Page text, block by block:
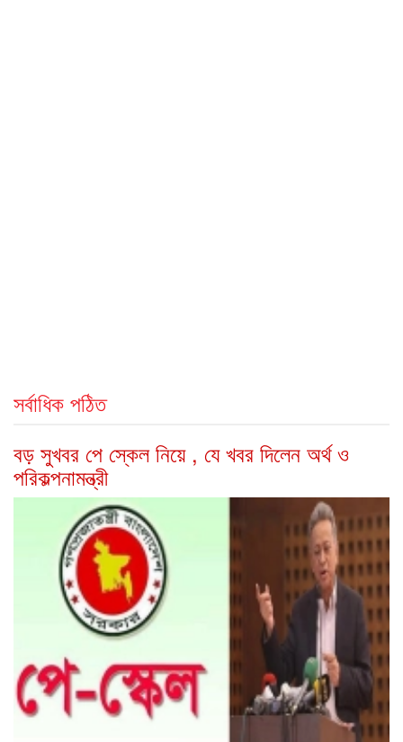
সর্বাধিক পঠিত
বড় সুখবর পে স্কেল নিয়ে , যে খবর দিলেন অর্থ ও
পরিকল্পনামন্ত্রী